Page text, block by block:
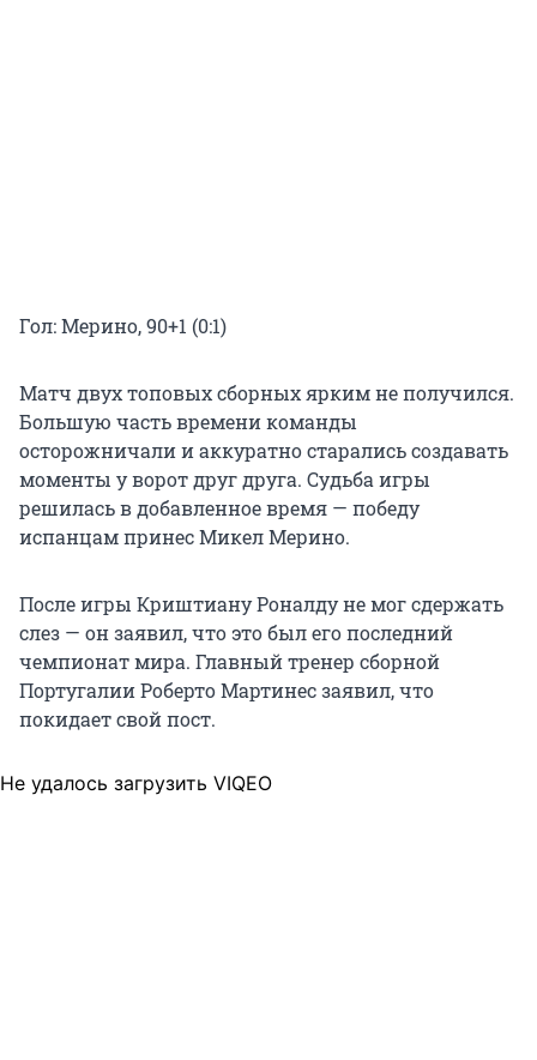
Гол: Мерино, 90+1 (0:1)
Матч двух топовых сборных ярким не получился.
Большую часть времени команды
осторожничали и аккуратно старались создавать
моменты у ворот друг друга. Судьба игры
решилась в добавленное время — победу
испанцам принес Микел Мерино.
После игры Криштиану Роналду не мог сдержать
слез — он заявил, что это был его последний
чемпионат мира. Главный тренер сборной
Португалии Роберто Мартинес заявил, что
покидает свой пост.
Не удалось загрузить VIQEO